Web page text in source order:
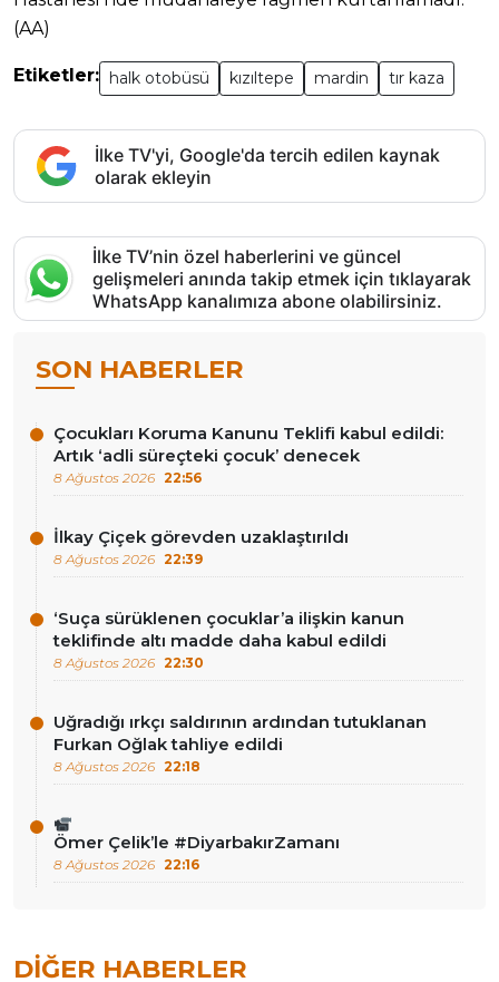
(AA)
Etiketler: halk otobüsü kızıltepe mardin tır kaza
İlke TV'yi, Google'da tercih edilen kaynak
olarak ekleyin
İlke TV’nin özel haberlerini ve güncel
gelişmeleri anında takip etmek için tıklayarak
WhatsApp kanalımıza abone olabilirsiniz.
SON HABERLER
Çocukları Koruma Kanunu Teklifi kabul edildi:
Artık ‘adli süreçteki çocuk’ denecek
8 Ağustos 2026 22:56
İlkay Çiçek görevden uzaklaştırıldı
8 Ağustos 2026 22:39
‘Suça sürüklenen çocuklar’a ilişkin kanun
teklifinde altı madde daha kabul edildi
8 Ağustos 2026 22:30
Uğradığı ırkçı saldırının ardından tutuklanan
Furkan Oğlak tahliye edildi
8 Ağustos 2026 22:18
Ömer Çelik’le #DiyarbakırZamanı
8 Ağustos 2026 22:16
DIĞER HABERLER